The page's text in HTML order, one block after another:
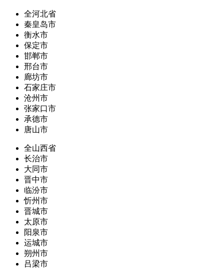
全河北省
秦皇岛市
衡水市
保定市
邯郸市
邢台市
廊坊市
石家庄市
沧州市
张家口市
承德市
唐山市
全山西省
长治市
大同市
晋中市
临汾市
忻州市
晋城市
太原市
阳泉市
运城市
朔州市
吕梁市